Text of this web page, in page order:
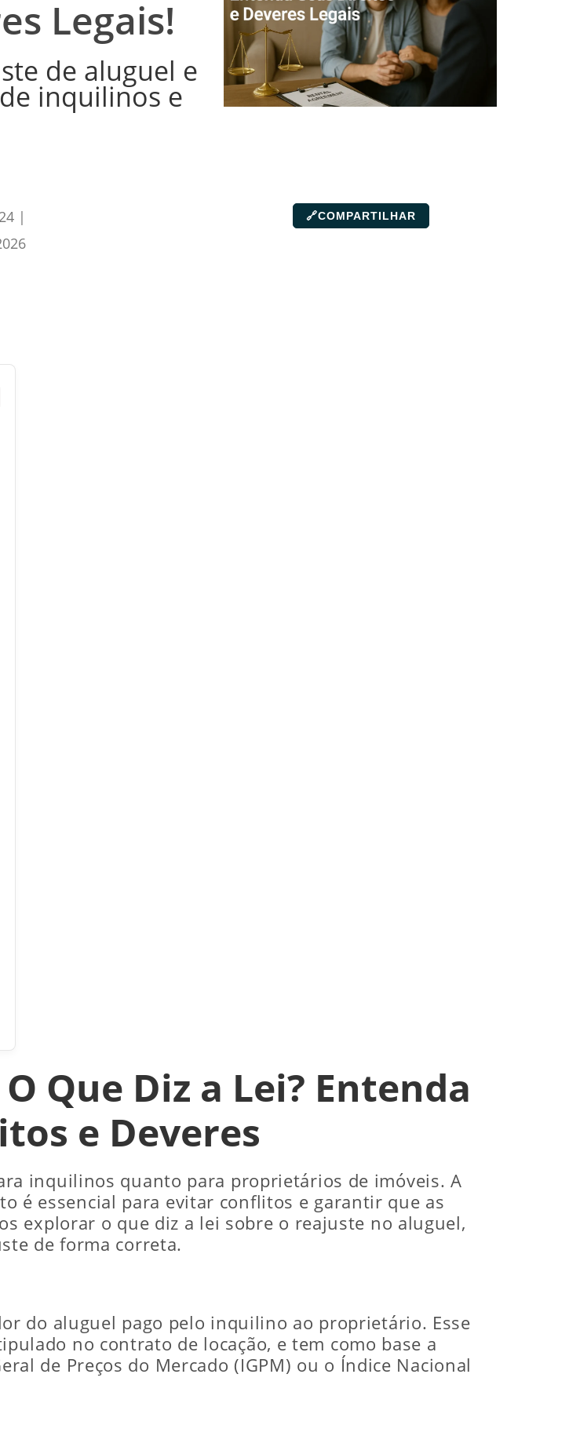
Legais!
de aluguel e
inquilinos e
|
🔗COMPARTILHAR
Que Diz a Lei? Entenda
e Deveres
inquilinos quanto para proprietários de imóveis. A
é essencial para evitar conflitos e garantir que as
explorar o que diz a lei sobre o reajuste no aluguel,
de forma correta.
do aluguel pago pelo inquilino ao proprietário. Esse
no contrato de locação, e tem como base a
de Preços do Mercado (IGPM) ou o Índice Nacional